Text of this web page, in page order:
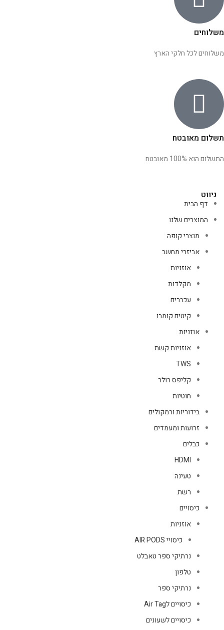
משלוחים
משלוחים לכל חלקי הארץ
תשלום מאובטח
התשלום הוא 100% מאובטח
ניווט
דף הבית
המוצרים שלנו
מוצרי קופה
אביזרי מחשב
אוזניות
מקלדות
עכברים
קיטים קומבו
אוזניות
אוזניות קשת
TWS
קליפס רולר
חוטיות
בידוריות ורמקולים
זרועות ומעמדים
כבלים
HDMI
טעינה
רשת
כיסויים
אוזניות
כיסויי AIR PODS
נרתיקי ספר טאבלט
טלפון
נרתיקי ספר
כיסויים לAir Tag
כיסויים לשעונים